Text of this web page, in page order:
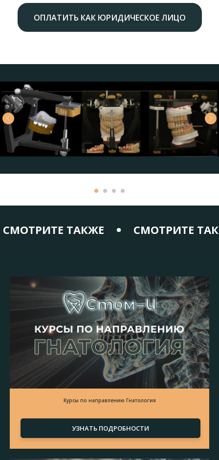
ОПЛАТИТЬ КАК ЮРИДИЧЕСКОЕ ЛИЦО
ТАКЖЕ СМОТРИТЕ ТАКЖЕ
Курсы по направлению Гнатология
УЗНАТЬ ПОДРОБНОСТИ